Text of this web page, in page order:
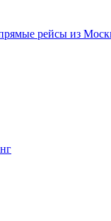
рейсы из